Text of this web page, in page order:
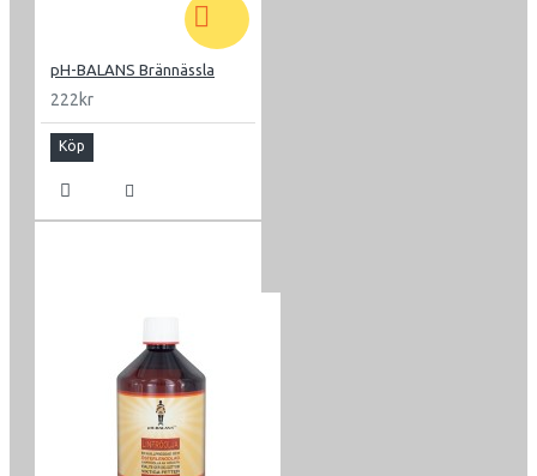
pH-BALANS Brännässla
222kr
Köp